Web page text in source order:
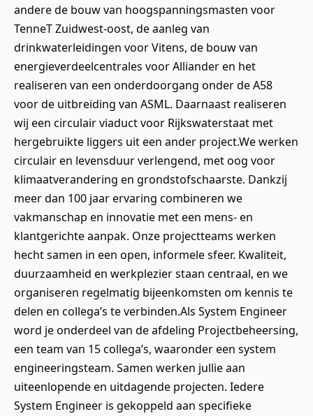
andere de bouw van hoogspanningsmasten voor
TenneT Zuidwest-oost, de aanleg van
drinkwaterleidingen voor Vitens, de bouw van
energieverdeelcentrales voor Alliander en het
realiseren van een onderdoorgang onder de A58
voor de uitbreiding van ASML. Daarnaast realiseren
wij een circulair viaduct voor Rijkswaterstaat met
hergebruikte liggers uit een ander project.We werken
circulair en levensduur verlengend, met oog voor
klimaatverandering en grondstofschaarste. Dankzij
meer dan 100 jaar ervaring combineren we
vakmanschap en innovatie met een mens- en
klantgerichte aanpak. Onze projectteams werken
hecht samen in een open, informele sfeer. Kwaliteit,
duurzaamheid en werkplezier staan centraal, en we
organiseren regelmatig bijeenkomsten om kennis te
delen en collega’s te verbinden.Als System Engineer
word je onderdeel van de afdeling Projectbeheersing,
een team van 15 collega’s, waaronder een system
engineeringsteam. Samen werken jullie aan
uiteenlopende en uitdagende projecten. Iedere
System Engineer is gekoppeld aan specifieke